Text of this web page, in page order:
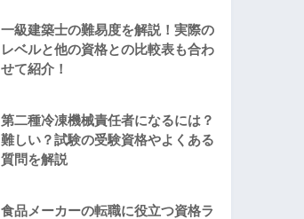
一級建築士の難易度を解説！実際の
レベルと他の資格との比較表も合わ
せて紹介！
第二種冷凍機械責任者になるには？
難しい？試験の受験資格やよくある
質問を解説
食品メーカーの転職に役立つ資格ラ